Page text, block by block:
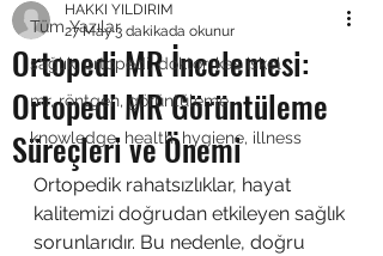
Tüm Yazılar
sağlık, ortopedi, doktor, kas iskel
mr, röntgen, görüntüleme
knowledge, health, hygiene, illness
Ortopedi MR İncelemesi:
Ortopedi MR Görüntüleme
Süreçleri ve Önemi
HAKKI YILDIRIM
27 May3 dakikada okunur
Ortopedik rahatsızlıklar, hayat
kalitemizi doğrudan etkileyen sağlık
sorunlarıdır. Bu nedenle, doğru